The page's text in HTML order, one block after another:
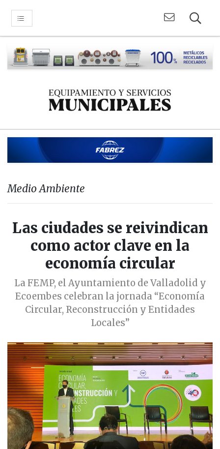
Medio Ambiente
Las ciudades se reivindican
como actor clave en la
economía circular
La FEMP, el Ayuntamiento de Valladolid y
Ecoembes celebran la jornada “Economía
Circular, Reconstrucción y Entidades
Locales”